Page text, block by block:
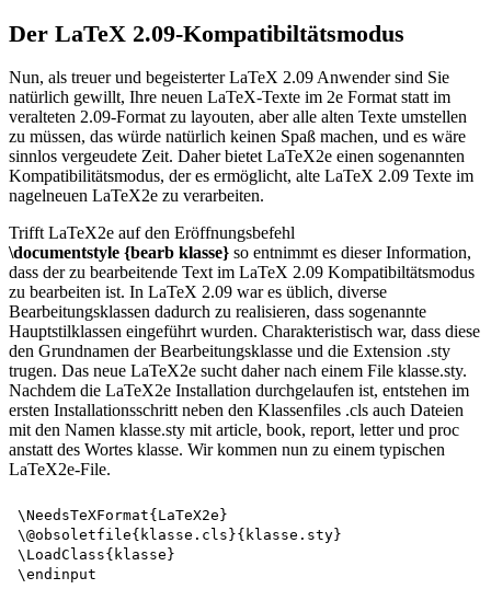
Der LaTeX 2.09-Kompatibiltätsmodus
Nun, als treuer und begeisterter LaTeX 2.09 Anwender sind Sie
natürlich gewillt, Ihre neuen LaTeX-Texte im 2e Format statt im
veralteten 2.09-Format zu layouten, aber alle alten Texte umstellen
zu müssen, das würde natürlich keinen Spaß machen, und es wäre
sinnlos vergeudete Zeit. Daher bietet LaTeX2e einen sogenannten
Kompatibilitätsmodus, der es ermöglicht, alte LaTeX 2.09 Texte im
nagelneuen LaTeX2e zu verarbeiten.
Trifft LaTeX2e auf den Eröffnungsbefehl
\documentstyle {bearb klasse} so entnimmt es dieser Information,
dass der zu bearbeitende Text im LaTeX 2.09 Kompatibiltätsmodus
zu bearbeiten ist. In LaTeX 2.09 war es üblich, diverse
Bearbeitungsklassen dadurch zu realisieren, dass sogenannte
Hauptstilklassen eingeführt wurden. Charakteristisch war, dass diese
den Grundnamen der Bearbeitungsklasse und die Extension .sty
trugen. Das neue LaTeX2e sucht daher nach einem File klasse.sty.
Nachdem die LaTeX2e Installation durchgelaufen ist, entstehen im
ersten Installationsschritt neben den Klassenfiles .cls auch Dateien
mit den Namen klasse.sty mit article, book, report, letter und proc
anstatt des Wortes klasse. Wir kommen nun zu einem typischen
LaTeX2e-File.
\NeedsTeXFormat{LaTeX2e}
\@obsoletfile{klasse.cls}{klasse.sty}
\LoadClass{klasse}